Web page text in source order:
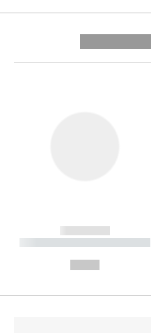
------------
----------- ----------- --------